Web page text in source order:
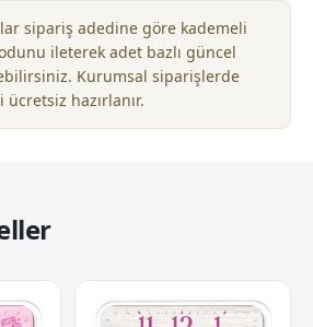
sipariş adedine göre kademeli
ileterek adet bazlı güncel
Kurumsal siparişlerde
hazırlanır.